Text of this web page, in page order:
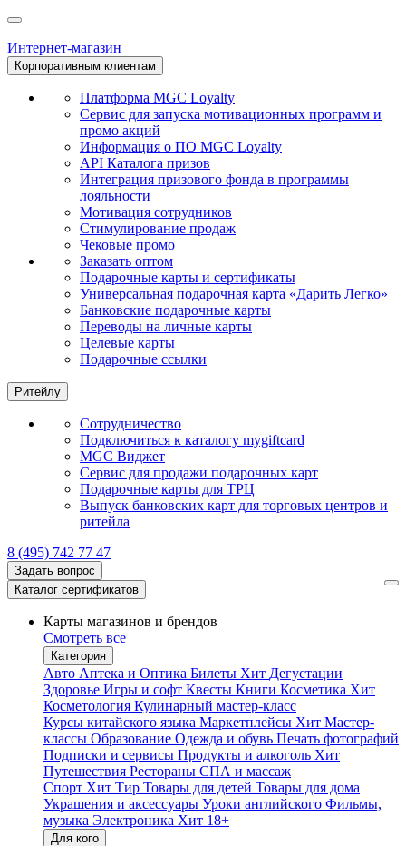
Интернет-магазин
Корпоративным клиентам
Платформа MGC Loyalty
Сервис для запуска мотивационных программ и
промо акций
Информация о ПО MGC Loyalty
API Каталога призов
Интеграция призового фонда в программы
лояльности
Мотивация сотрудников
Стимулирование продаж
Чековые промо
Заказать оптом
Подарочные карты и сертификаты
Универсальная подарочная карта «Дарить Легко»
Банковские подарочные карты
Переводы на личные карты
Целевые карты
Подарочные ссылки
Ритейлу
Сотрудничество
Подключиться к каталогу mygiftcard
MGC Виджет
Сервис для продажи подарочных карт
Подарочные карты для ТРЦ
Выпуск банковских карт для торговых центров и
ритейла
8 (495) 742 77 47
Задать вопрос
Каталог сертификатов
Карты магазинов и брендов
Смотреть все
Категория
Авто Аптека и Оптика Билеты Хит Дегустации
Здоровье Игры и софт Квесты Книги Косметика Хит
Косметология Кулинарный мастер-класс
Курсы китайского языка Маркетплейсы Хит Мастер-
классы Образование Одежда и обувь Печать фотографий
Подписки и сервисы Продукты и алкоголь Хит
Путешествия Рестораны СПА и массаж
Спорт Хит Тир Товары для детей Товары для дома
Украшения и аксессуары Уроки английского Фильмы,
музыка Электроника Хит 18+
Для кого